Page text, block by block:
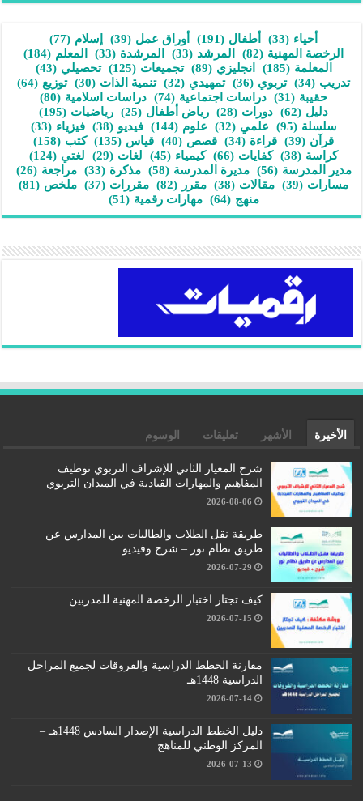
أحياء (33) أطفال (191) أوراق عمل (39) إسلام (77)
الرخصة المهنية (82) المرشد (33) المرشدة (33) المعلم (184)
المعلمة (185) انجليزي (89) تجميعات (125) تحصيلي (43)
تدريب (34) تربوي (36) تمهيدي (32) تنمية الذات (30) توزيع (64)
حقيبة (31) دراسات اجتماعية (74) دراسات اسلامية (80)
دليل (62) دورات (28) رياض أطفال (25) رياضيات (195)
سلسلة (95) علمي (32) علوم (144) فيديو (38) فيزياء (33)
قرآن (39) قراءة (34) قصص (40) قياس (135) كتب (158)
كراسة (38) كفايات (66) كيمياء (45) لغات (29) لغتي (124)
مدير المدرسة (56) مديرة المدرسة (58) مذكرة (33) مراجعة (26)
مسارات (39) مقالات (38) مقرر (82) مقررات (37) ملخص (81)
منهج (64) مهارات رقمية (51)
الأخيرة الأشهر تعليقات الوسوم
شرح المعيار الثاني للإشراف التربوي توظيف
المفاهيم والمهارات القيادية في الميدان التربوي
2026-08-06
طريقة نقل الطلاب والطالبات بين المدارس عن
طريق نظام نور – شرح وفيديو
2026-07-29
كيف تجتاز اختبار الرخصة المهنية للمدربين
2026-07-15
مقارنة الخطط الدراسية والفروقات لجميع المراحل
الدراسية 1448هـ
2026-07-14
دليل الخطط الدراسية الإصدار السادس 1448هـ –
المركز الوطني للمناهج
2026-07-13